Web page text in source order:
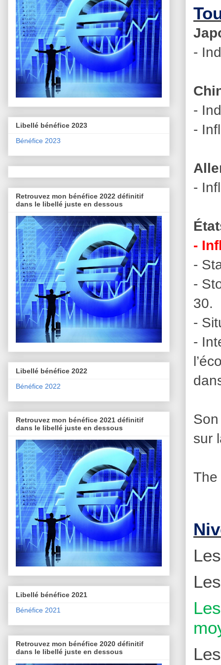
-
-
-
-
-
-
-
30.
-
-
sur
The
Libellé bénéfice 2023
Bénéfice 2023
Retrouvez mon bénéfice 2022 définitif
dans le libellé juste en dessous
Libellé bénéfice 2022
Bénéfice 2022
Retrouvez mon bénéfice 2021 définitif
dans le libellé juste en dessous
Libellé bénéfice 2021
Bénéfice 2021
Retrouvez mon bénéfice 2020 définitif
dans le libellé juste en dessous